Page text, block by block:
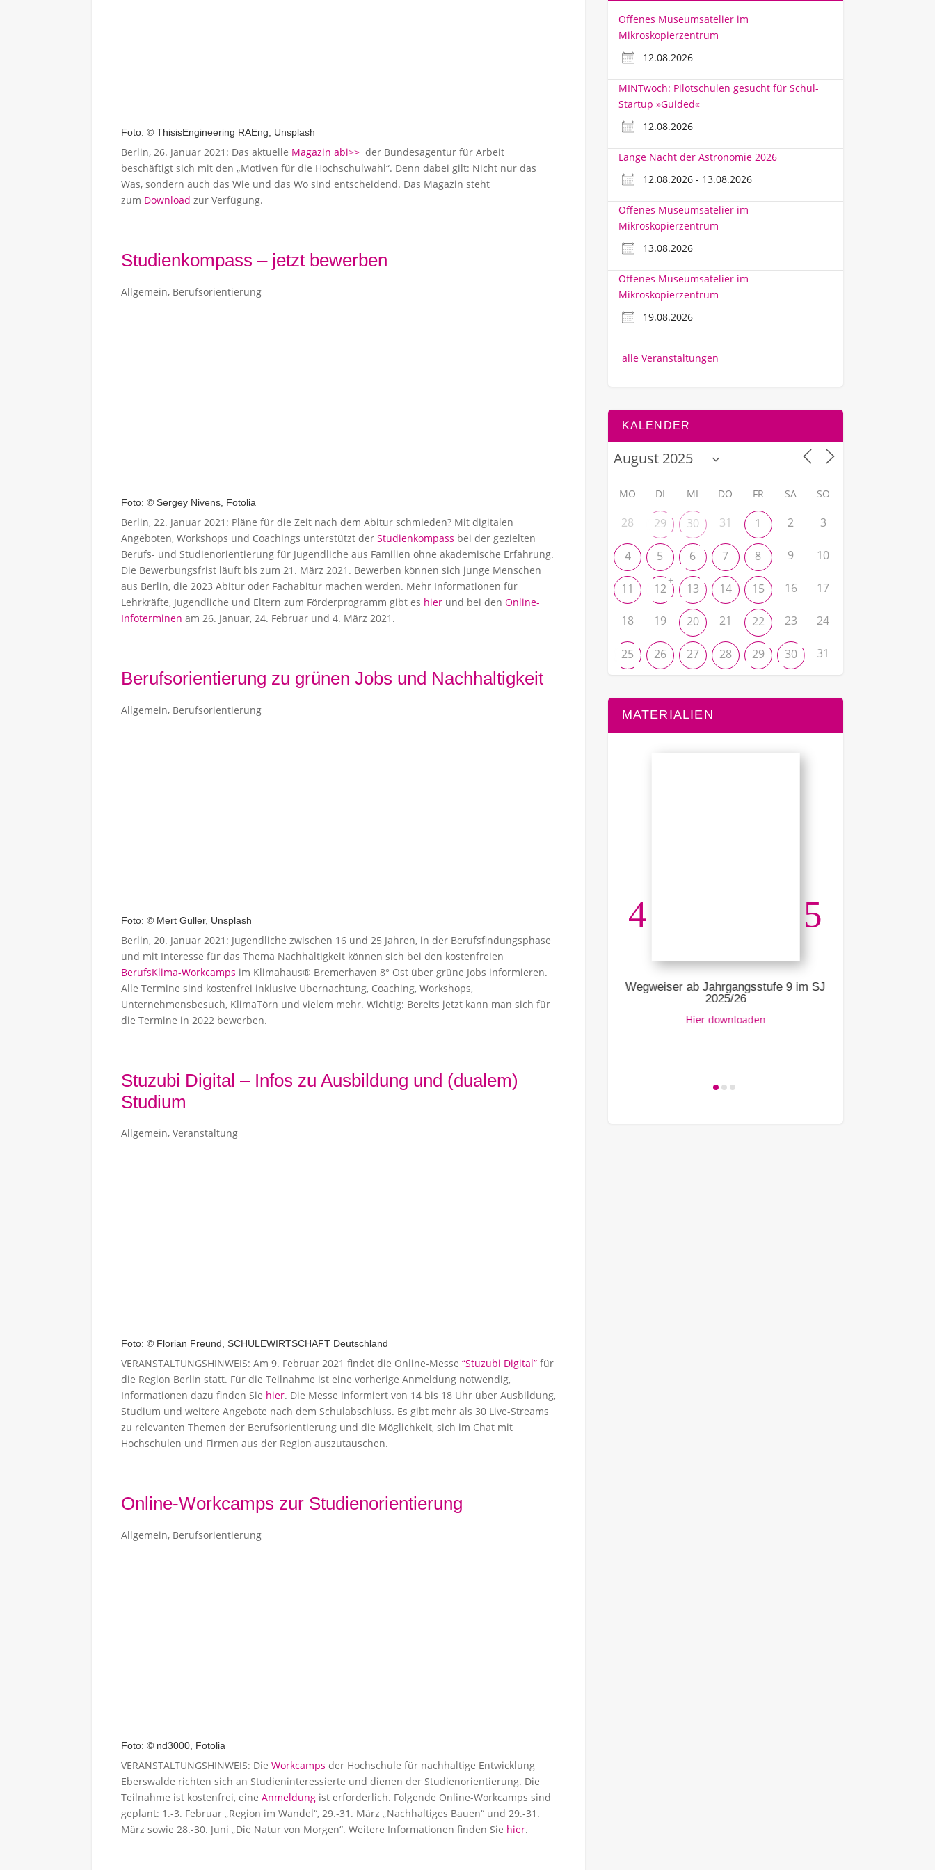
Foto: © ThisisEngineering RAEng, Unsplash
Berlin, 26. Januar 2021: Das aktuelle Magazin abi>> der Bundesagentur für Arbeit
beschäftigt sich mit den „Motiven für die Hochschulwahl“. Denn dabei gilt: Nicht nur das
Was, sondern auch das Wie und das Wo sind entscheidend. Das Magazin steht
zum Download zur Verfügung.
Studienkompass – jetzt bewerben
Allgemein, Berufsorientierung
Foto: © Sergey Nivens, Fotolia
Berlin, 22. Januar 2021: Pläne für die Zeit nach dem Abitur schmieden? Mit digitalen
Angeboten, Workshops und Coachings unterstützt der Studienkompass bei der gezielten
Berufs- und Studienorientierung für Jugendliche aus Familien ohne akademische Erfahrung.
Die Bewerbungsfrist läuft bis zum 21. März 2021. Bewerben können sich junge Menschen
aus Berlin, die 2023 Abitur oder Fachabitur machen werden. Mehr Informationen für
Lehrkräfte, Jugendliche und Eltern zum Förderprogramm gibt es hier und bei den Online-
Infoterminen am 26. Januar, 24. Februar und 4. März 2021.
Berufsorientierung zu grünen Jobs und Nachhaltigkeit
Allgemein, Berufsorientierung
Foto: © Mert Guller, Unsplash
Berlin, 20. Januar 2021: Jugendliche zwischen 16 und 25 Jahren, in der Berufsfindungsphase
und mit Interesse für das Thema Nachhaltigkeit können sich bei den kostenfreien
BerufsKlima-Workcamps im Klimahaus® Bremerhaven 8° Ost über grüne Jobs informieren.
Alle Termine sind kostenfrei inklusive Übernachtung, Coaching, Workshops,
Unternehmensbesuch, KlimaTörn und vielem mehr. Wichtig: Bereits jetzt kann man sich für
die Termine in 2022 bewerben.
Stuzubi Digital – Infos zu Ausbildung und (dualem)
Studium
Allgemein, Veranstaltung
Foto: © Florian Freund, SCHULEWIRTSCHAFT Deutschland
VERANSTALTUNGSHINWEIS: Am 9. Februar 2021 findet die Online-Messe “Stuzubi Digital” für
die Region Berlin statt. Für die Teilnahme ist eine vorherige Anmeldung notwendig,
Informationen dazu finden Sie hier. Die Messe informiert von 14 bis 18 Uhr über Ausbildung,
Studium und weitere Angebote nach dem Schulabschluss. Es gibt mehr als 30 Live-Streams
zu relevanten Themen der Berufsorientierung und die Möglichkeit, sich im Chat mit
Hochschulen und Firmen aus der Region auszutauschen.
Online-Workcamps zur Studienorientierung
Allgemein, Berufsorientierung
Foto: © nd3000, Fotolia
VERANSTALTUNGSHINWEIS: Die Workcamps der Hochschule für nachhaltige Entwicklung
Eberswalde richten sich an Studieninteressierte und dienen der Studienorientierung. Die
Teilnahme ist kostenfrei, eine Anmeldung ist erforderlich. Folgende Online-Workcamps sind
geplant: 1.-3. Februar „Region im Wandel“, 29.-31. März „Nachhaltiges Bauen“ und 29.-31.
März sowie 28.-30. Juni „Die Natur von Morgen“. Weitere Informationen finden Sie hier.
Offenes Museumsatelier im
Mikroskopierzentrum
12.08.2026
MINTwoch: Pilotschulen gesucht für Schul-
Startup »Guided«
12.08.2026
Lange Nacht der Astronomie 2026
12.08.2026 - 13.08.2026
Offenes Museumsatelier im
Mikroskopierzentrum
13.08.2026
Offenes Museumsatelier im
Mikroskopierzentrum
19.08.2026
alle Veranstaltungen
KALENDER
MO DI MI DO FR SA SO
28 29 30 31 1 2 3
4 5 6 7 8 9 10
11 12
+
13 14 15 16 17
18 19 20 21 22 23 24
25 26 27 28 29 30 31
MATERIALIEN
Ausbildung – Startchancen
Link zur Seite
Hier downloaden
Wegweiser ab Jahrgangsstufe 9 im SJ
2025/26
Hier downloaden